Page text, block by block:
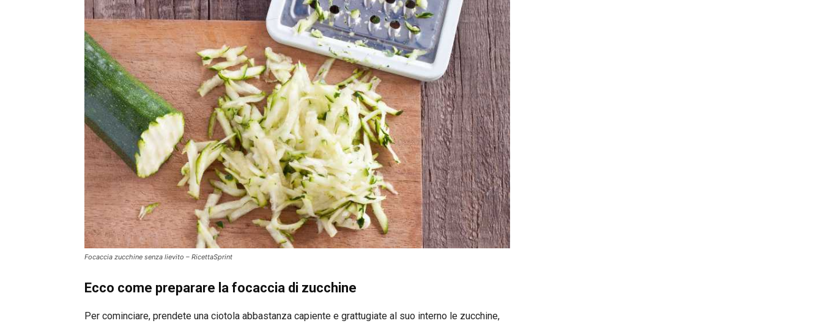
Focaccia zucchine senza lievito – RicettaSprint
Ecco come preparare la focaccia di zucchine
Per cominciare, prendete una ciotola abbastanza capiente e grattugiate al suo interno le zucchine,